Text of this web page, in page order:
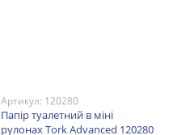
Артикул: 120280
Папір туалетний в міні
рулонах Tork Advanced 120280